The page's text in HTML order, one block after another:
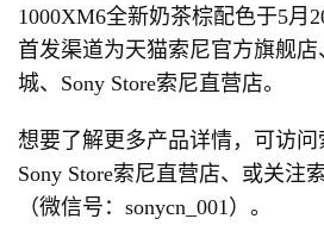
1000XM6全新奶茶棕配色于5月
首发渠道为天猫索尼官方旗舰
城、Sony Store索尼直营店。
想要了解更多产品详情，可访问
Sony Store索尼直营店、或关注
（微信号：sonycn_001）。